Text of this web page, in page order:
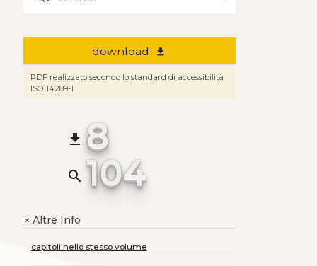
download file_download
PDF realizzato secondo lo standard di accessibilità
ISO 14289-1
file_download 8
search 104
+Altre Info
capitoli nello stesso volume